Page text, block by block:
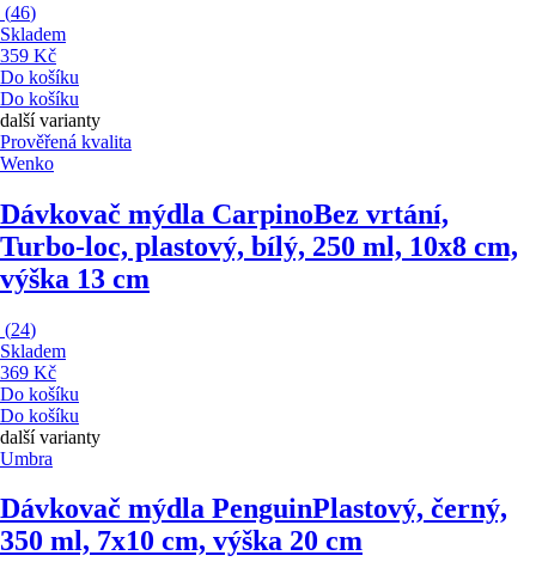
(46)
Skladem
359 Kč
Do košíku
Do košíku
další varianty
Prověřená kvalita
Wenko
Dávkovač mýdla CarpinoBez vrtání,
Turbo-loc, plastový, bílý, 250 ml, 10x8 cm,
výška 13 cm
(24)
Skladem
369 Kč
Do košíku
Do košíku
další varianty
Umbra
Dávkovač mýdla PenguinPlastový, černý,
350 ml, 7x10 cm, výška 20 cm